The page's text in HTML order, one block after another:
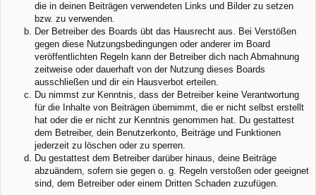
die in deinen Beiträgen verwendeten Links und Bilder zu setzen
bzw. zu verwenden.
Der Betreiber des Boards übt das Hausrecht aus. Bei Verstößen
gegen diese Nutzungsbedingungen oder anderer im Board
veröffentlichten Regeln kann der Betreiber dich nach Abmahnung
zeitweise oder dauerhaft von der Nutzung dieses Boards
ausschließen und dir ein Hausverbot erteilen.
Du nimmst zur Kenntnis, dass der Betreiber keine Verantwortung
für die Inhalte von Beiträgen übernimmt, die er nicht selbst erstellt
hat oder die er nicht zur Kenntnis genommen hat. Du gestattest
dem Betreiber, dein Benutzerkonto, Beiträge und Funktionen
jederzeit zu löschen oder zu sperren.
Du gestattest dem Betreiber darüber hinaus, deine Beiträge
abzuändern, sofern sie gegen o. g. Regeln verstoßen oder geeignet
sind, dem Betreiber oder einem Dritten Schaden zuzufügen.